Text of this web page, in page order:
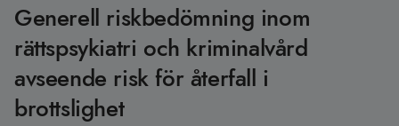
Generell riskbedömning inom
rättspsykiatri och kriminalvård
avseende risk för återfall i
brottslighet